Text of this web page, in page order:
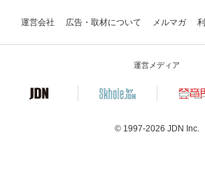
運営会社 広告・取材について メルマガ
運営メディア
© 1997-2026 JDN Inc.